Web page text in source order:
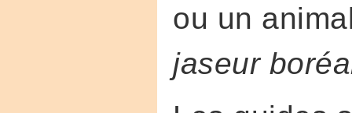
ou un
jaseur